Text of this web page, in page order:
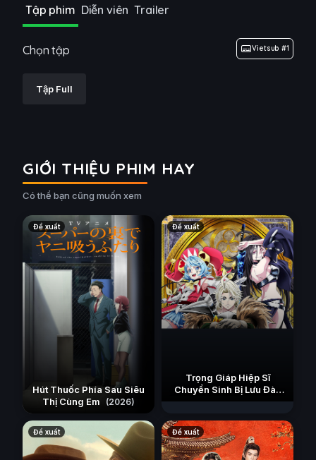
Tập phim Diễn viên Trailer
Chọn tập Vietsub #1
Tập Full
GIỚI THIỆU PHIM HAY
Có thể bạn cũng muốn xem
Đề xuất
Hút Thuốc Phía Sau Siêu
Thị Cùng Em
(2026)
Đề xuất
Trọng Giáp Hiệp Sĩ
Chuyển Sinh Bị Lưu Đày
Trở Nên Vô Địch Nhờ Kiến
Đề xuất Đề xuất